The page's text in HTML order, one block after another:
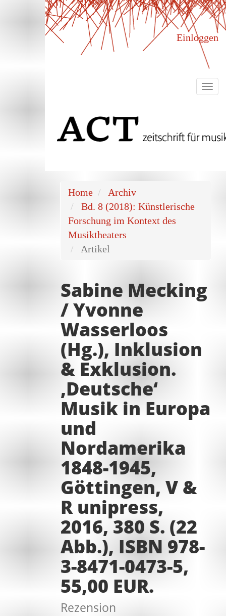
Hauptnavigation
Hauptinhalt
Sidebar
Einloggen
Home
Archiv
Bd. 8 (2018): Künstlerische
Forschung im Kontext des
Musiktheaters
Artikel
Sabine Mecking
/ Yvonne
Wasserloos
(Hg.), Inklusion
& Exklusion.
,Deutsche‘
Musik in Europa
und
Nordamerika
1848-1945,
Göttingen, V &
R unipress,
2016, 380 S. (22
Abb.), ISBN 978-
3-8471-0473-5,
55,00 EUR.
Rezension